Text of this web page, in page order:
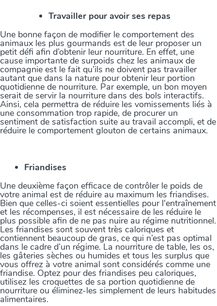
Travailler pour avoir ses repas
Une bonne façon de modifier le comportement des
animaux les plus gourmands est de leur proposer un
petit défi afin d’obtenir leur nourriture. En effet, une
cause importante de surpoids chez les animaux de
compagnie est le fait qu’ils ne doivent pas travailler
autant que dans la nature pour obtenir leur portion
quotidienne de nourriture. Par exemple, un bon moyen
serait de servir la nourriture dans des bols interactifs.
Ainsi, cela permettra de réduire les vomissements liés à
une consommation trop rapide, de procurer un
sentiment de satisfaction suite au travail accompli, et de
réduire le comportement glouton de certains animaux.
Friandises
Une deuxième façon efficace de contrôler le poids de
votre animal est de réduire au maximum les friandises.
Bien que celles-ci soient essentielles pour l'entraînement
et les récompenses, il est nécessaire de les réduire le
plus possible afin de ne pas nuire au régime nutritionnel.
Les friandises sont souvent très caloriques et
contiennent beaucoup de gras, ce qui n’est pas optimal
dans le cadre d’un régime. La nourriture de table, les os,
les gâteries sèches ou humides et tous les surplus que
vous offrez à votre animal sont considérés comme une
friandise. Optez pour des friandises peu caloriques,
utilisez les croquettes de sa portion quotidienne de
nourriture ou éliminez-les simplement de leurs habitudes
alimentaires.